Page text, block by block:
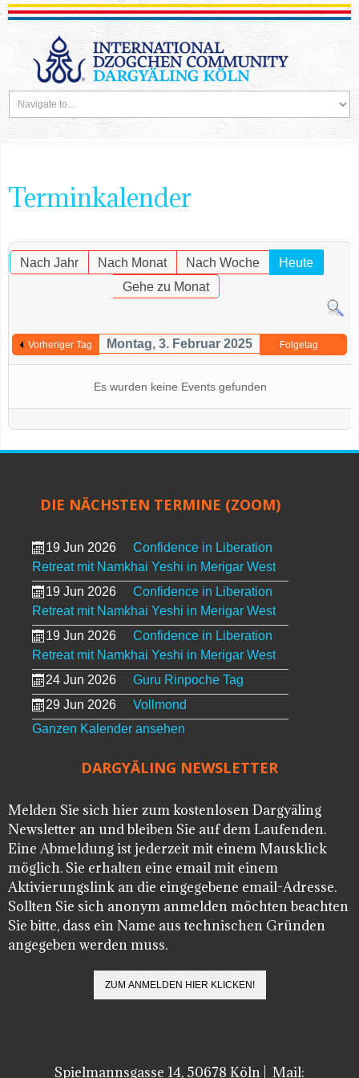
Terminkalender
Nach Jahr Nach Monat Nach Woche
Heute
Gehe zu Monat
Vorheriger Tag Montag, 3. Februar 2025 Folgetag
Es wurden keine Events gefunden
DIE NÄCHSTEN TERMINE (ZOOM)
19 Jun 2026
Confidence in Liberation
Retreat mit Namkhai Yeshi in Merigar West
19 Jun 2026
Confidence in Liberation
Retreat mit Namkhai Yeshi in Merigar West
19 Jun 2026
Confidence in Liberation
Retreat mit Namkhai Yeshi in Merigar West
24 Jun 2026
Guru Rinpoche Tag
29 Jun 2026
Vollmond
Ganzen Kalender ansehen
DARGYÄLING NEWSLETTER
Melden Sie sich hier zum kostenlosen Dargyäling
Newsletter an und bleiben Sie auf dem Laufenden.
Eine Abmeldung ist jederzeit mit einem Mausklick
möglich. Sie erhalten eine email mit einem
Aktivierungslink an die eingegebene email-Adresse.
Sollten Sie sich anonym anmelden möchten beachten
Sie bitte, dass ein Name aus technischen Gründen
angegeben werden muss.
Spielmannsgasse 14, 50678 Köln | Mail: